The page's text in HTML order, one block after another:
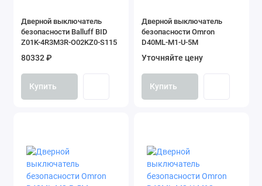
Дверной выключатель
безопасности Balluff BID
Z01K-4R3M3R-O02KZ0-S115
80332 ₽
Купить
Дверной выключатель
безопасности Omron
D40ML-M1-U-5M
Уточняйте цену
Купить